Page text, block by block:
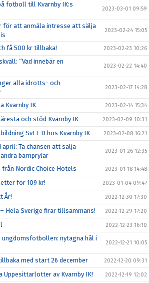
fotboll till Kvarnby IK:s
2023-03-01 09:59
för att anmäla intresse att sälja
2023-02-24 15:05
få 500 kr tillbaka! 2023-02-23 10:26
”Vad innebär en
2023-02-22 14:40
alla idrotts- och
2023-02-17 14:28
Kvarnby IK 2023-02-14 15:34
och stöd Kvarnby IK 2023-02-09 10:31
SvFF D hos Kvarnby IK 2023-02-08 16:21
april: Ta chansen att sälja
barnprylar
2023-01-26 12:35
från Nordic Choice Hotels 2023-01-18 14:48
för 109 kr! 2023-01-04 09:47
År! 2022-12-30 17:30
Hela Sverige firar tillsammans! 2022-12-29 17:20
2022-12-23 16:10
ungdomsfotbollen: nytagna hål i
2022-12-21 10:05
med start 26 december 2022-12-20 09:31
av Kvarnby IK! 2022-12-19 12:02